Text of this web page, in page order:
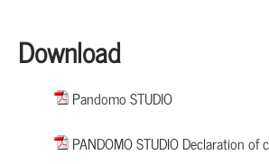
Download
Pandomo STUDIO
PANDOMO STUDIO Declaration of